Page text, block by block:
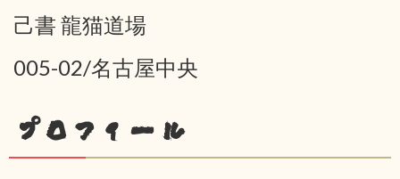
己書 龍猫道場
005-02/名古屋中央
プロフィール